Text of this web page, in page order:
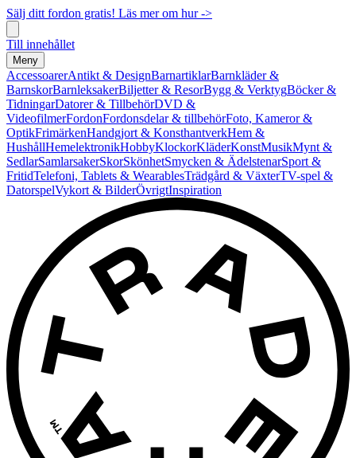
Sälj ditt fordon gratis! Läs mer om hur ->
Till innehållet
Meny
AccessoarerAntikt & DesignBarnartiklarBarnkläder &
BarnskorBarnleksakerBiljetter & ResorBygg & VerktygBöcker &
TidningarDatorer & TillbehörDVD &
VideofilmerFordonFordonsdelar & tillbehörFoto, Kameror &
OptikFrimärkenHandgjort & KonsthantverkHem &
HushållHemelektronikHobbyKlockorKläderKonstMusikMynt &
SedlarSamlarsakerSkorSkönhetSmycken & ÄdelstenarSport &
FritidTelefoni, Tablets & WearablesTrädgård & VäxterTV-spel &
DatorspelVykort & BilderÖvrigtInspiration